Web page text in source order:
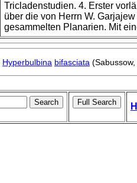
Tricladenstudien. 4. Erster
über die von Herrn W.
gesammelten Planarien. Mit
Hyperbulbina bifasciata